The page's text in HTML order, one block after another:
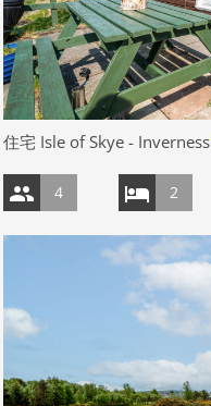
住宅 Isle of Skye - Inverness
4 2